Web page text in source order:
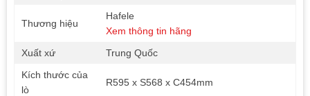
Thương hiệu
Hafele
Xem thông tin hãng
Xuất xứ
Trung Quốc
Kích thước của
lò
R595 x S568 x C454mm